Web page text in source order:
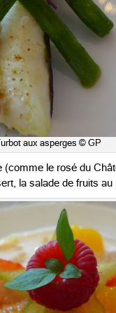
aux asperges © GP
le rosé du
la salade de fruits au